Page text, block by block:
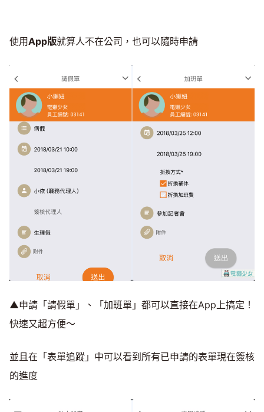
使用App版就算人不在公司，也可以隨時申請
▲申請「請假單」、「加班單」都可以直接在App上搞定！
快速又超方便～
並且在「表單追蹤」中可以看到所有已申請的表單現在簽核
的進度